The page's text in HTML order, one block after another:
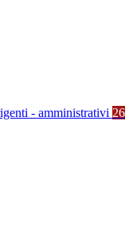
- amministrativi 26